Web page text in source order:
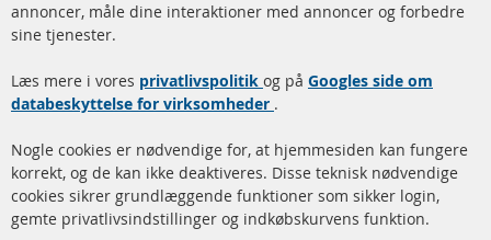
Dieselpartikelfilter (DPF)
rengøring
Katalysator (KAT)
Sensorer
FAQ
Betalingsmetoder
Kontakt
annoncer, måle dine interaktioner med annoncer og forbedre
sine tjenester.
Læs mere i vores privatlivspolitik og på Googles side om
databeskyttelse for virksomheder .
Nogle cookies er nødvendige for, at hjemmesiden kan fungere
korrekt, og de kan ikke deaktiveres. Disse teknisk nødvendige
cookies sikrer grundlæggende funktioner som sikker login,
gemte privatlivsindstillinger og indkøbskurvens funktion.